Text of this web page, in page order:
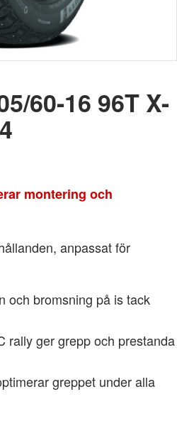
60-16 96T X-
montering och
anpassat för
och bromsning på is tack
rally ger grepp och prestanda
greppet under alla